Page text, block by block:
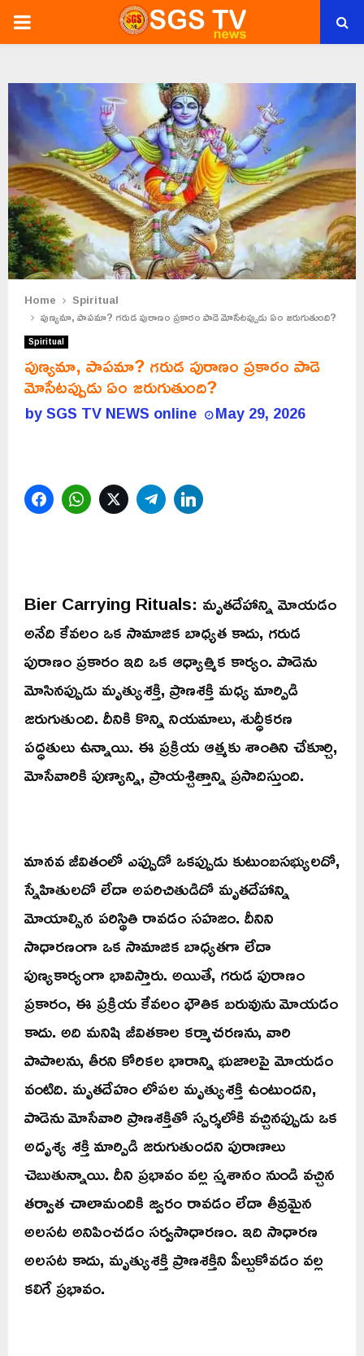
PRIMARY
Home
Spiritual
పుణ్యమా, పాపమా? గరుడ పురాణం ప్రకారం పాడె మోసేటప్పుడు ఏం జరుగుతుంది?
Spiritual
పుణ్యమా, పాపమా? గరుడ పురాణం ప్రకారం పాడె
మోసేటప్పుడు ఏం జరుగుతుంది?
bySGS TV NEWS online May 29, 2026
FacebookWhatsAppTwitterTelegram
Bier Carrying Rituals: మృతదేహాన్ని మోయడం
అనేది కేవలం ఒక సామాజిక బాధ్యత కాదు, గరుడ
పురాణం ప్రకారం ఇది ఒక ఆధ్యాత్మిక కార్యం. పాడెను
మోసినప్పుడు మృత్యుశక్తి, ప్రాణశక్తి మధ్య మార్పిడి
జరుగుతుంది. దీనికి కొన్ని నియమాలు, శుద్ధీకరణ
పద్ధతులు ఉన్నాయి. ఈ ప్రక్రియ ఆత్మకు శాంతిని చేకూర్చి,
మోసేవారికి పుణ్యాన్ని, ప్రాయశ్చిత్తాన్ని ప్రసాదిస్తుంది.
మానవ జీవితంలో ఎప్పుడో ఒకప్పుడు కుటుంబసభ్యులదో,
స్నేహితులదో లేదా అపరిచితుడిదో మృతదేహాన్ని
మోయాల్సిన పరిస్థితి రావడం సహజం. దీనిని
సాధారణంగా ఒక సామాజిక బాధ్యతగా లేదా
పుణ్యకార్యంగా భావిస్తారు. అయితే, గరుడ పురాణం
ప్రకారం, ఈ ప్రక్రియ కేవలం భౌతిక బరువును మోయడం
కాదు. అది మనిషి జీవితకాల కర్మాచరణను, వారి
పాపాలను, తీరని కోరికల భారాన్ని భుజాలపై మోయడం
వంటిది. మృతదేహం లోపల మృత్యుశక్తి ఉంటుందని,
పాడెను మోసేవారి ప్రాణశక్తితో స్పర్శలోకి వచ్చినప్పుడు ఒక
అదృశ్య శక్తి మార్పిడి జరుగుతుందని పురాణాలు
చెబుతున్నాయి. దీని ప్రభావం వల్ల స్మశానం నుండి వచ్చిన
తర్వాత చాలామందికి జ్వరం రావడం లేదా తీవ్రమైన
అలసట అనిపించడం సర్వసాధారణం. ఇది సాధారణ
అలసట కాదు, మృత్యుశక్తి ప్రాణశక్తిని పీల్చుకోవడం వల్ల
కలిగే ప్రభావం.